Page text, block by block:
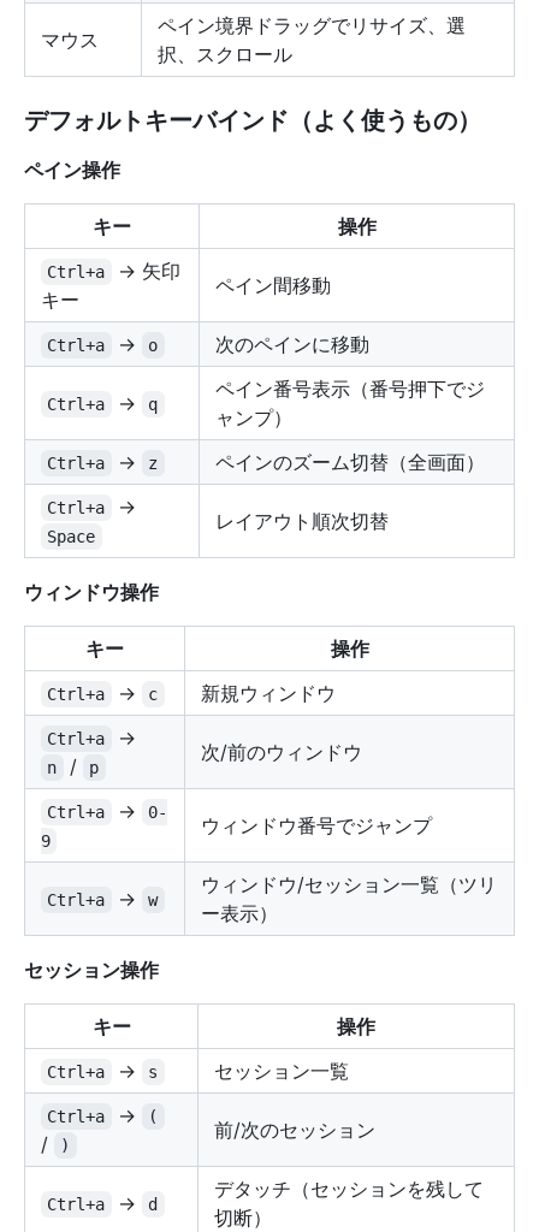
マウス
ペイン境界ドラッグでリサイズ、選
択、スクロール
デフォルトキーバインド（よく使うもの）
ペイン操作
キー 操作
Ctrl+a
→ 矢印
キー
ペイン間移動
Ctrl+a → o 次のペインに移動
Ctrl+a → q
ペイン番号表示（番号押下でジ
ャンプ）
Ctrl+a → z ペインのズーム切替（全画面）
Ctrl+a →
Space
レイアウト順次切替
ウィンドウ操作
キー 操作
Ctrl+a → c 新規ウィンドウ
Ctrl+a →
n / p
次/前のウィンドウ
Ctrl+a →
0-
9
ウィンドウ番号でジャンプ
Ctrl+a → w
ウィンドウ/セッション一覧（ツリ
ー表示）
セッション操作
キー 操作
Ctrl+a → s セッション一覧
Ctrl+a → (
/ )
前/次のセッション
Ctrl+a → d
デタッチ（セッションを残して
切断）